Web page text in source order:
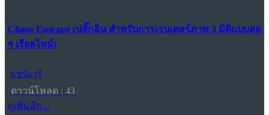
Chaos Enscape (ปลั๊กอิน สำหรับการเรนเดอร์ภาพ 3 มิติแบบสด
ๆ เรียลไทม์)
แชร์แวร์
ดาวน์โหลด : 43
ดูเพิ่มอีก...